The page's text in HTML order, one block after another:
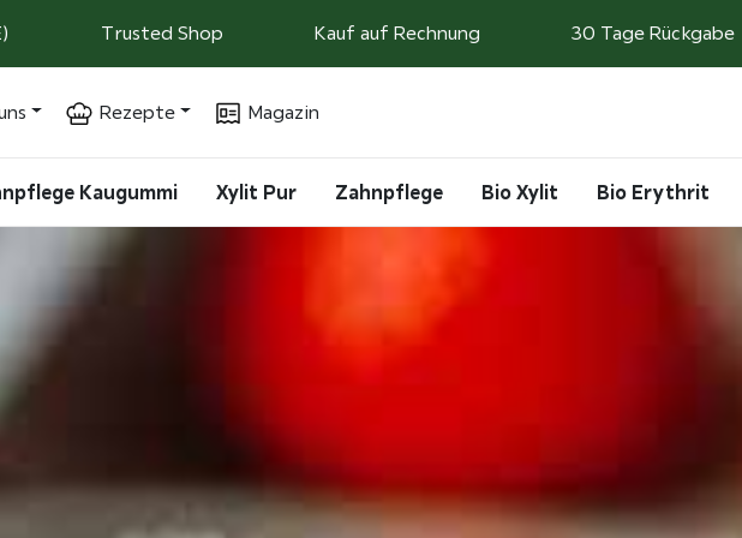
Trusted Shop Kauf auf Rechnung 30 Tage Rückgabe
Rezepte Magazin
Kaugummi Xylit Pur Zahnpflege Bio Xylit Bio Erythrit